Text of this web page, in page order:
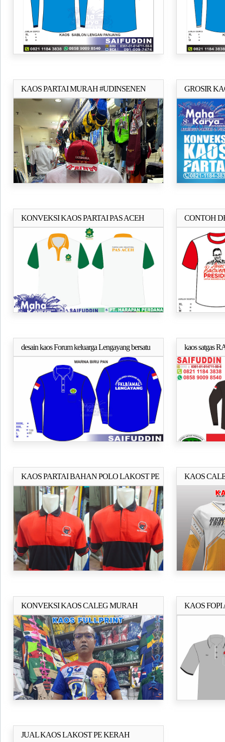
KAOS PARTAI MURAH #UDINSENEN
Selengkapnya..
GROSIR
LAKOST PE
KONVEKSI KAOS PARTAI PAS ACEH
Selengkapnya..
CONTOH
PRESIDEN
desain kaos Forum keluarga Lengayang bersatu
Selengkapnya.. kaos satgas
KAOS PARTAI BAHAN POLO LAKOST PE
Selengkapnya.. KAOS
KONVEKSI KAOS CALEG MURAH
Selengkapnya.. KAOS FOPI
JUAL KAOS LAKOST PE KERAHSelengkapnya..